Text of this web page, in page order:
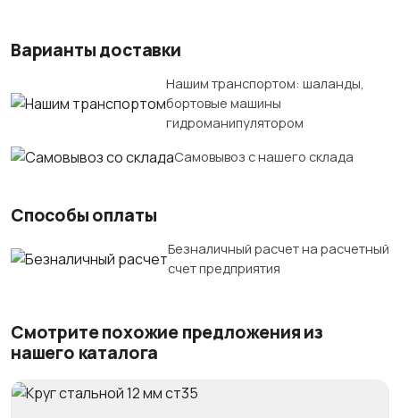
Варианты доставки
Нашим транспортом: шаланды,
бортовые машины
гидроманипулятором
Самовывоз с нашего склада
Способы оплаты
Безналичный расчет на расчетный
счет предприятия
Смотрите похожие предложения из
нашего каталога